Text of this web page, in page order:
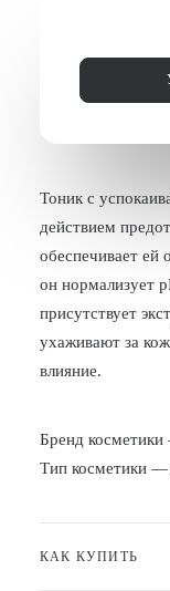
МОДЕЛЯМ
ФРАНШИЗА
БЛОГ
Тоник с
действием
обеспечивает
он нормализует
присутствует
ухаживают за
влияние.
Бренд
Тип косметики —
КАК КУПИТЬ